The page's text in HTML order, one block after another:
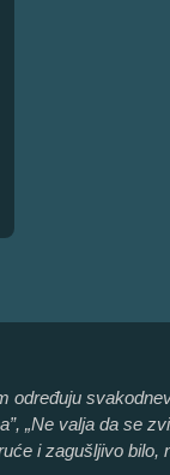
određuju
„Ne valja da se
i zagušljivo bilo,